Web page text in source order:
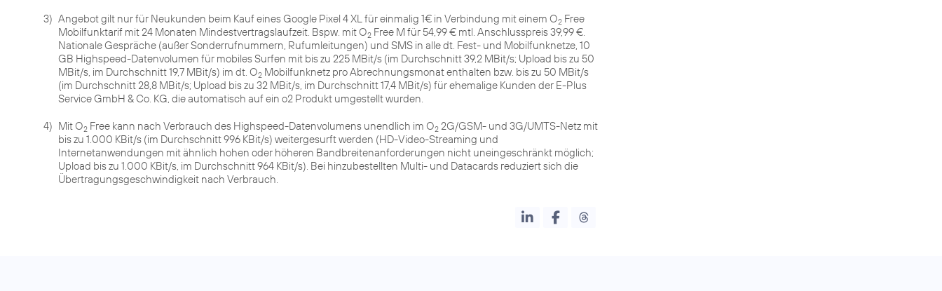
3) Angebot gilt nur für Neukunden beim Kauf eines Google Pixel 4 XL für einmalig 1€ in Verbindung mit einem O2 Free
Mobilfunktarif mit 24 Monaten Mindestvertragslaufzeit. Bspw. mit O2 Free M für 54,99 € mtl. Anschlusspreis 39,99 €.
Nationale Gespräche (außer Sonderrufnummern, Rufumleitungen) und SMS in alle dt. Fest- und Mobilfunknetze, 10
GB Highspeed-Datenvolumen für mobiles Surfen mit bis zu 225 MBit/s (im Durchschnitt 39,2 MBit/s; Upload bis zu 50
MBit/s, im Durchschnitt 19,7 MBit/s) im dt. O2 Mobilfunknetz pro Abrechnungsmonat enthalten bzw. bis zu 50 MBit/s
(im Durchschnitt 28,8 MBit/s; Upload bis zu 32 MBit/s, im Durchschnitt 17,4 MBit/s) für ehemalige Kunden der E-Plus
Service GmbH & Co. KG, die automatisch auf ein o2 Produkt umgestellt wurden.
4) Mit O2 Free kann nach Verbrauch des Highspeed-Datenvolumens unendlich im O2 2G/GSM- und 3G/UMTS-Netz mit
bis zu 1.000 KBit/s (im Durchschnitt 996 KBit/s) weitergesurft werden (HD-Video-Streaming und
Internetanwendungen mit ähnlich hohen oder höheren Bandbreitenanforderungen nicht uneingeschränkt möglich;
Upload bis zu 1.000 KBit/s, im Durchschnitt 964 KBit/s). Bei hinzubestellten Multi- und Datacards reduziert sich die
Übertragungsgeschwindigkeit nach Verbrauch.